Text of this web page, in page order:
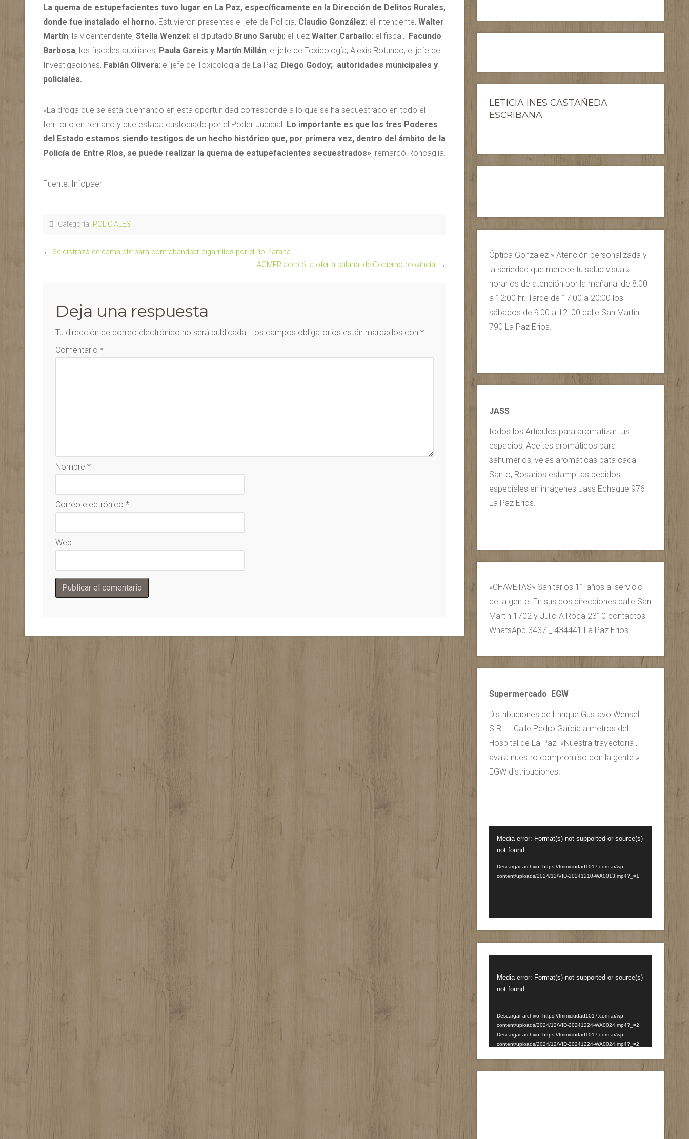
La quema de estupefacientes tuvo lugar en La Paz, específicamente en la Dirección de Delitos Rurales,
donde fue instalado el horno. Estuvieron presentes el jefe de Policía, Claudio González; el intendente, Walter
Martín; la viceintendente, Stella Wenzel; el diputado Bruno Sarubi; el juez Walter Carballo; el fiscal, Facundo
Barbosa; los fiscales auxiliares, Paula Gareis y Martín Millán, el jefe de Toxicología, Alexis Rotundo; el jefe de
Investigaciones, Fabián Olivera; el jefe de Toxicología de La Paz, Diego Godoy; autoridades municipales y
policiales.
«La droga que se está quemando en esta oportunidad corresponde a lo que se ha secuestrado en todo el
territorio entrerriano y que estaba custodiado por el Poder Judicial. Lo importante es que los tres Poderes
del Estado estamos siendo testigos de un hecho histórico que, por primera vez, dentro del ámbito de la
Policía de Entre Ríos, se puede realizar la quema de estupefacientes secuestrados», remarcó Roncaglia.
Fuente: Infopaer
Categoría: POLICIALES
← Se disfrazó de camalote para contrabandear cigarrillos por el río Paraná
AGMER aceptó la oferta salarial de Gobierno provincial
→
Deja una respuesta
Tu dirección de correo electrónico no será publicada. Los campos obligatorios están marcados con *
Comentario *
Nombre *
Correo electrónico *
Web
LETICIA INES CASTAÑEDA
ESCRIBANA
Óptica Gonzalez » Atención personalizada y
la seriedad que merece tu salud visual»
horarios de atención por la mañana: de 8:00
a 12:00 hr. Tarde de 17:00 a 20:00 los
sábados de 9:00 a 12: 00 calle San Martin
790 La Paz Erios.
JASS
todos los Artículos para aromatizar tus
espacios, Aceites aromáticos para
sahumerios, velas aromáticas pata cada
Santo, Rosarios estampitas pedidos
especiales en imágenes Jass Echague 976
La Paz Erios.
«CHAVETAS» Sanitarios 11 años al servicio
de la gente. En sus dos direcciones calle San
Martin 1702 y Julio A Roca 2310 contactos
WhatsApp 3437 _ 434441 La Paz Erios
Supermercado EGW
Distribuciones de Enrique Gustavo Wensel
S.R.L . Calle Pedro Garcia a metros del
Hospital de La Paz. «Nuestra trayectoria ,
avala nuestro compromiso con la gente »
EGW distribuciones!
de
Media error: Format(s) not supported or source(s)
not found
Descargar archivo: https://fmmiciudad1017.com.ar/wp-
content/uploads/2024/12/VID-20241210-WA0013.mp4?_=1
de
vídeo
Media error: Format(s) not supported or source(s)
not found
Descargar archivo: https://fmmiciudad1017.com.ar/wp-
content/uploads/2024/12/VID-20241224-WA0024.mp4?_=2
Descargar archivo: https://fmmiciudad1017.com.ar/wp-
content/uploads/2024/12/VID-20241224-WA0024.mp4?_=2